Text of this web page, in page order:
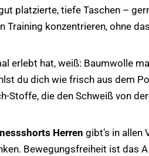
platzierte, tiefe Taschen –
Training konzentrieren, ohne
erlebt hat, weiß: Baumwolle
du dich wie frisch aus dem
Stoffe, die den Schweiß von
Herren gibt’s in allen
Bewegungsfreiheit ist das A